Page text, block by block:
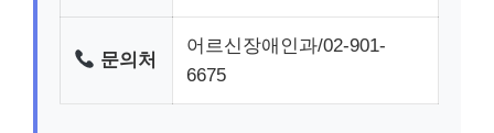
문의처
어르신장애인과/02-901-
6675